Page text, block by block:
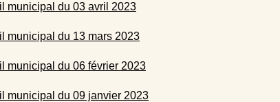
municipal du 03 avril 2023
municipal du 13 mars 2023
municipal du 06 février 2023
municipal du 09 janvier 2023